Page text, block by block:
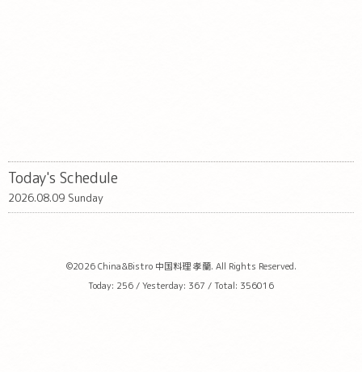
Today's Schedule
2026.08.09 Sunday
©2026China&Bistro 中国料理 孝蘭. All Rights Reserved.
Today: 256/ Yesterday: 367 / Total: 356016